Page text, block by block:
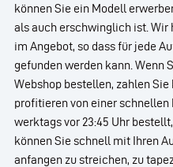
können Sie ein Modell
als auch erschwinglich ist.
im Angebot, so dass für jede
gefunden werden kann. Wenn
Webshop bestellen, zahlen
profitieren von einer
werktags vor 23:45 Uhr
können Sie schnell mit Ihren
anfangen zu streichen, zu